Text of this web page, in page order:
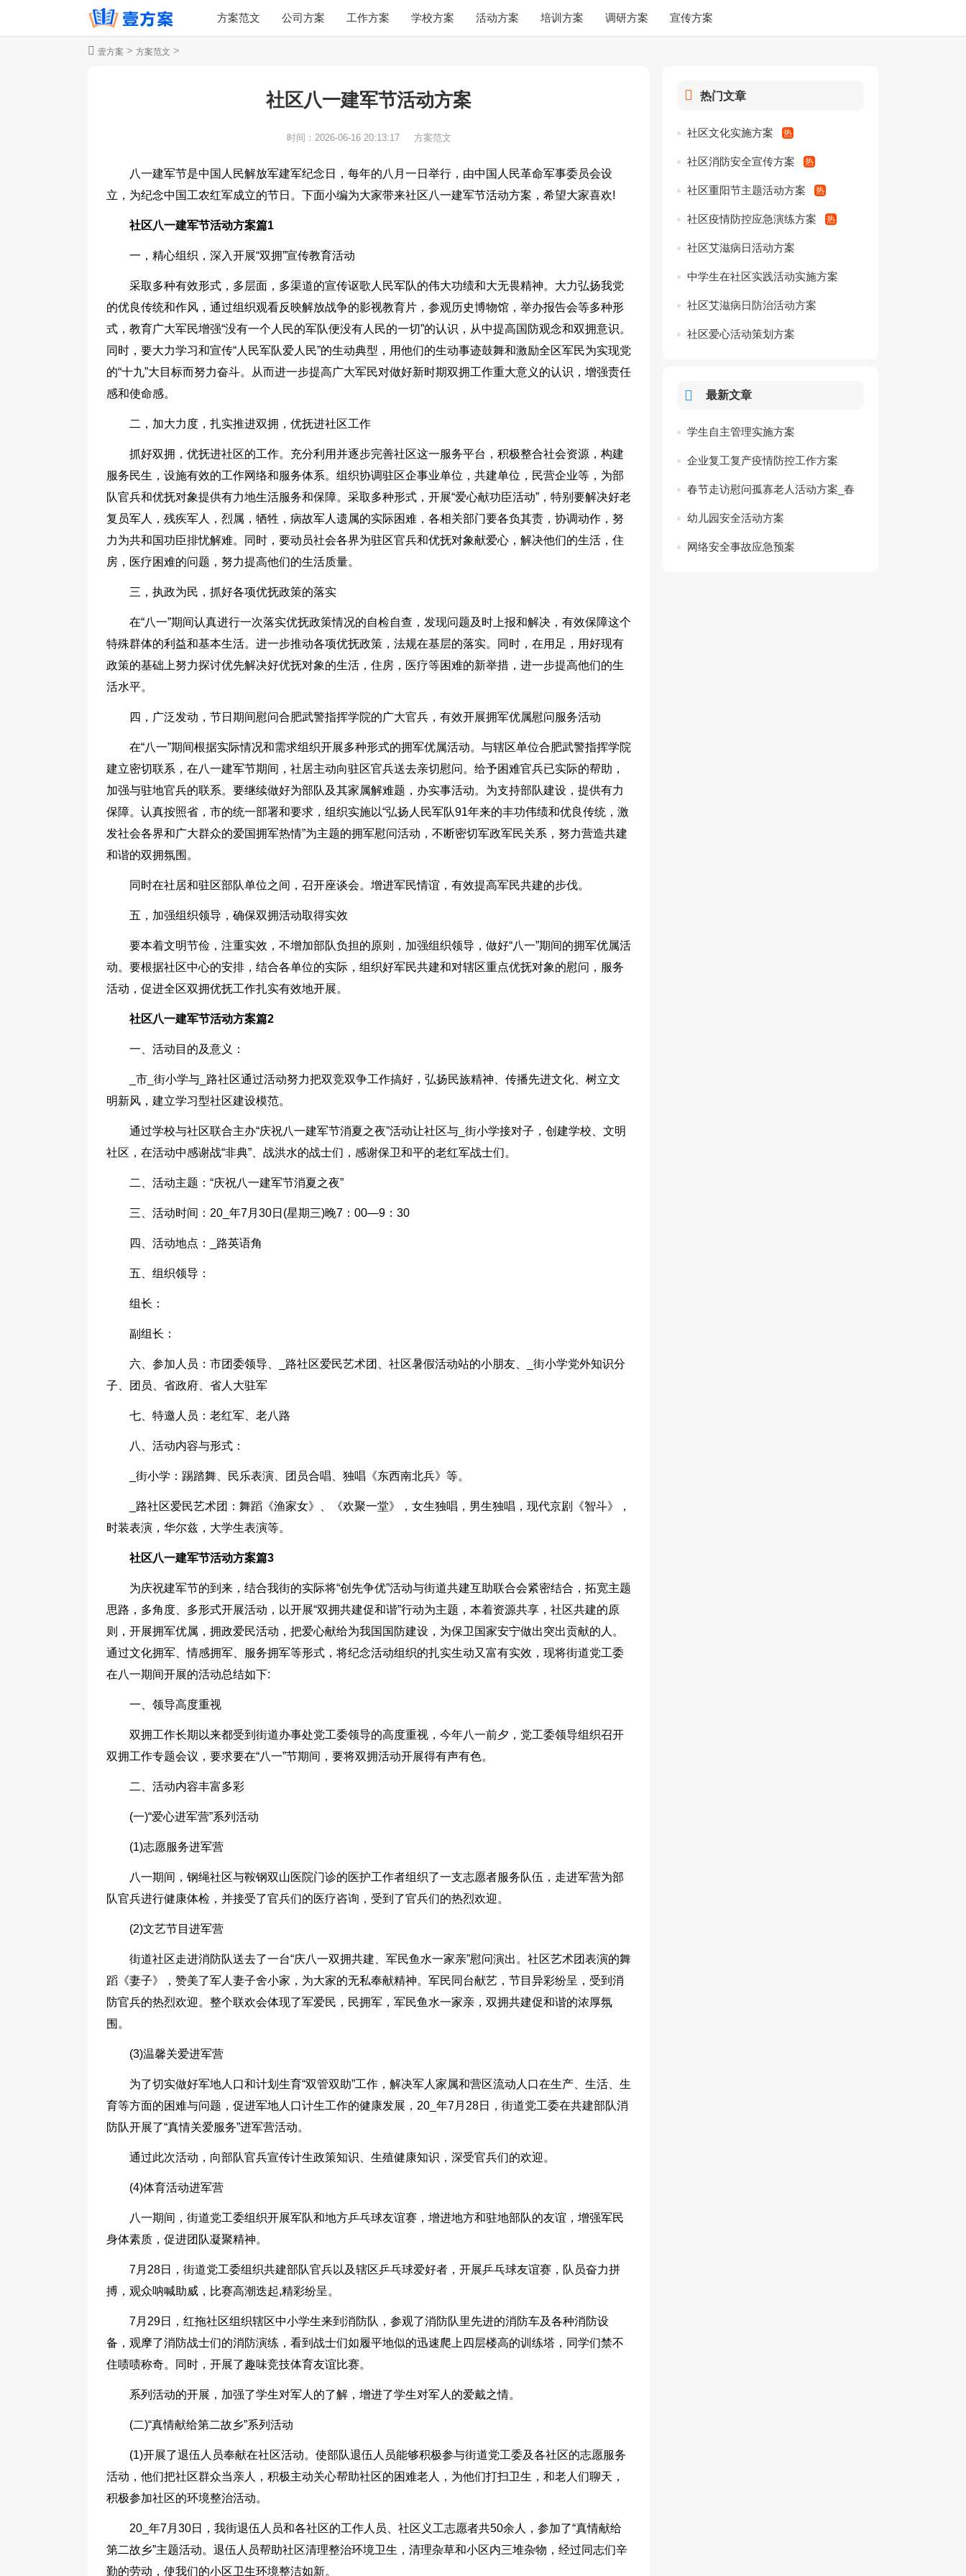
方案范文 公司方案 工作方案 学校方案 活动方案 培训方案 调研方案 宣传方案
壹方案 > 方案范文 >
社区八一建军节活动方案
时间： 2026-06-16 20:13:17 方案范文
八一建军节是中国人民解放军建军纪念日，每年的八月一日举行，由中国人民革命军事委员会设
立，为纪念中国工农红军成立的节日。下面小编为大家带来社区八一建军节活动方案，希望大家喜欢!
社区八一建军节活动方案篇1
一，精心组织，深入开展“双拥”宣传教育活动
采取多种有效形式，多层面，多渠道的宣传讴歌人民军队的伟大功绩和大无畏精神。大力弘扬我党
的优良传统和作风，通过组织观看反映解放战争的影视教育片，参观历史博物馆，举办报告会等多种形
式，教育广大军民增强“没有一个人民的军队便没有人民的一切”的认识，从中提高国防观念和双拥意识。
同时，要大力学习和宣传“人民军队爱人民”的生动典型，用他们的生动事迹鼓舞和激励全区军民为实现党
的“十九”大目标而努力奋斗。从而进一步提高广大军民对做好新时期双拥工作重大意义的认识，增强责任
感和使命感。
二，加大力度，扎实推进双拥，优抚进社区工作
抓好双拥，优抚进社区的工作。充分利用并逐步完善社区这一服务平台，积极整合社会资源，构建
服务民生，设施有效的工作网络和服务体系。组织协调驻区企事业单位，共建单位，民营企业等，为部
队官兵和优抚对象提供有力地生活服务和保障。采取多种形式，开展“爱心献功臣活动”，特别要解决好老
复员军人，残疾军人，烈属，牺牲，病故军人遗属的实际困难，各相关部门要各负其责，协调动作，努
力为共和国功臣排忧解难。同时，要动员社会各界为驻区官兵和优抚对象献爱心，解决他们的生活，住
房，医疗困难的问题，努力提高他们的生活质量。
三，执政为民，抓好各项优抚政策的落实
在“八一”期间认真进行一次落实优抚政策情况的自检自查，发现问题及时上报和解决，有效保障这个
特殊群体的利益和基本生活。进一步推动各项优抚政策，法规在基层的落实。同时，在用足，用好现有
政策的基础上努力探讨优先解决好优抚对象的生活，住房，医疗等困难的新举措，进一步提高他们的生
活水平。
四，广泛发动，节日期间慰问合肥武警指挥学院的广大官兵，有效开展拥军优属慰问服务活动
在“八一”期间根据实际情况和需求组织开展多种形式的拥军优属活动。与辖区单位合肥武警指挥学院
建立密切联系，在八一建军节期间，社居主动向驻区官兵送去亲切慰问。给予困难官兵已实际的帮助，
加强与驻地官兵的联系。要继续做好为部队及其家属解难题，办实事活动。为支持部队建设，提供有力
保障。认真按照省，市的统一部署和要求，组织实施以“弘扬人民军队91年来的丰功伟绩和优良传统，激
发社会各界和广大群众的爱国拥军热情”为主题的拥军慰问活动，不断密切军政军民关系，努力营造共建
和谐的双拥氛围。
同时在社居和驻区部队单位之间，召开座谈会。增进军民情谊，有效提高军民共建的步伐。
五，加强组织领导，确保双拥活动取得实效
要本着文明节俭，注重实效，不增加部队负担的原则，加强组织领导，做好“八一”期间的拥军优属活
动。要根据社区中心的安排，结合各单位的实际，组织好军民共建和对辖区重点优抚对象的慰问，服务
活动，促进全区双拥优抚工作扎实有效地开展。
社区八一建军节活动方案篇2
一、活动目的及意义：
_市_街小学与_路社区通过活动努力把双竞双争工作搞好，弘扬民族精神、传播先进文化、树立文
明新风，建立学习型社区建设模范。
通过学校与社区联合主办“庆祝八一建军节消夏之夜”活动让社区与_街小学接对子，创建学校、文明
社区，在活动中感谢战“非典”、战洪水的战士们，感谢保卫和平的老红军战士们。
二、活动主题：“庆祝八一建军节消夏之夜”
三、活动时间：20_年7月30日(星期三)晚7：00—9：30
四、活动地点：_路英语角
五、组织领导：
组长：
副组长：
六、参加人员：市团委领导、_路社区爱民艺术团、社区暑假活动站的小朋友、_街小学党外知识分
子、团员、省政府、省人大驻军
七、特邀人员：老红军、老八路
八、活动内容与形式：
_街小学：踢踏舞、民乐表演、团员合唱、独唱《东西南北兵》等。
_路社区爱民艺术团：舞蹈《渔家女》、《欢聚一堂》，女生独唱，男生独唱，现代京剧《智斗》，
时装表演，华尔兹，大学生表演等。
社区八一建军节活动方案篇3
为庆祝建军节的到来，结合我街的实际将“创先争优”活动与街道共建互助联合会紧密结合，拓宽主题
思路，多角度、多形式开展活动，以开展“双拥共建促和谐”行动为主题，本着资源共享，社区共建的原
则，开展拥军优属，拥政爱民活动，把爱心献给为我国国防建设，为保卫国家安宁做出突出贡献的人。
通过文化拥军、情感拥军、服务拥军等形式，将纪念活动组织的扎实生动又富有实效，现将街道党工委
在八一期间开展的活动总结如下:
一、领导高度重视
双拥工作长期以来都受到街道办事处党工委领导的高度重视，今年八一前夕，党工委领导组织召开
双拥工作专题会议，要求要在“八一”节期间，要将双拥活动开展得有声有色。
二、活动内容丰富多彩
(一)“爱心进军营”系列活动
(1)志愿服务进军营
八一期间，钢绳社区与鞍钢双山医院门诊的医护工作者组织了一支志愿者服务队伍，走进军营为部
队官兵进行健康体检，并接受了官兵们的医疗咨询，受到了官兵们的热烈欢迎。
(2)文艺节目进军营
街道社区走进消防队送去了一台“庆八一双拥共建、军民鱼水一家亲”慰问演出。社区艺术团表演的舞
蹈《妻子》，赞美了军人妻子舍小家，为大家的无私奉献精神。军民同台献艺，节目异彩纷呈，受到消
防官兵的热烈欢迎。整个联欢会体现了军爱民，民拥军，军民鱼水一家亲，双拥共建促和谐的浓厚氛
围。
(3)温馨关爱进军营
为了切实做好军地人口和计划生育“双管双助”工作，解决军人家属和营区流动人口在生产、生活、生
育等方面的困难与问题，促进军地人口计生工作的健康发展，20_年7月28日，街道党工委在共建部队消
防队开展了“真情关爱服务”进军营活动。
通过此次活动，向部队官兵宣传计生政策知识、生殖健康知识，深受官兵们的欢迎。
(4)体育活动进军营
八一期间，街道党工委组织开展军队和地方乒乓球友谊赛，增进地方和驻地部队的友谊，增强军民
身体素质，促进团队凝聚精神。
7月28日，街道党工委组织共建部队官兵以及辖区乒乓球爱好者，开展乒乓球友谊赛，队员奋力拼
搏，观众呐喊助威，比赛高潮迭起,精彩纷呈。
7月29日，红拖社区组织辖区中小学生来到消防队，参观了消防队里先进的消防车及各种消防设
备，观摩了消防战士们的消防演练，看到战士们如履平地似的迅速爬上四层楼高的训练塔，同学们禁不
住啧啧称奇。同时，开展了趣味竞技体育友谊比赛。
系列活动的开展，加强了学生对军人的了解，增进了学生对军人的爱戴之情。
(二)“真情献给第二故乡”系列活动
(1)开展了退伍人员奉献在社区活动。使部队退伍人员能够积极参与街道党工委及各社区的志愿服务
活动，他们把社区群众当亲人，积极主动关心帮助社区的困难老人，为他们打扫卫生，和老人们聊天，
积极参加社区的环境整治活动。
20_年7月30日，我街退伍人员和各社区的工作人员、社区义工志愿者共50余人，参加了“真情献给
第二故乡”主题活动。退伍人员帮助社区清理整治环境卫生，清理杂草和小区内三堆杂物，经过同志们辛
勤的劳动，使我们的小区卫生环境整洁如新。
热门文章
社区文化实施方案
社区消防安全宣传方案
社区重阳节主题活动方案
社区疫情防控应急演练方案
社区艾滋病日活动方案
中学生在社区实践活动实施方案
社区艾滋病日防治活动方案
社区爱心活动策划方案
最新文章
学生自主管理实施方案
企业复工复产疫情防控工作方案
春节走访慰问孤寡老人活动方案_春
节慰问困难对象活动方案
幼儿园安全活动方案
网络安全事故应急预案